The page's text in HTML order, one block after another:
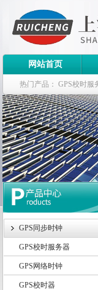
网站首页
热门产品： GPS校时服
斗卫星同步时钟指标
GPS同步时钟
GPS校时服务器
GPS网络时钟
GPS校时器